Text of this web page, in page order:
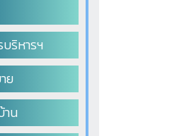
ริหารฯ
ย
น